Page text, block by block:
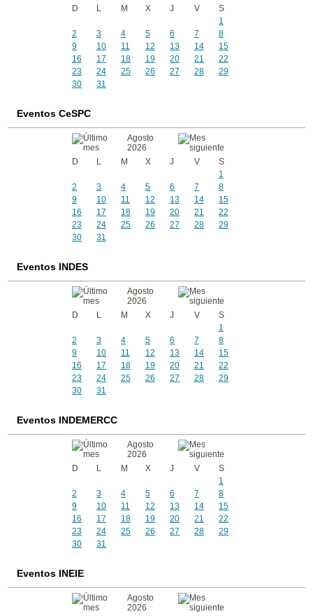
D
L M X J V
S
1
2
3 4 5 6 7
8
9
10 11 12 13 14
15
16
17 18 19 20 21
22
23
24 25 26 27 28
29
30
31
Eventos CeSPC
Agosto
2026
D
L M X J V
S
1
2
3 4 5 6 7
8
9
10 11 12 13 14
15
16
17 18 19 20 21
22
23
24 25 26 27 28
29
30
31
Eventos INDES
Agosto
2026
D
L M X J V
S
1
2
3 4 5 6 7
8
9
10 11 12 13 14
15
16
17 18 19 20 21
22
23
24 25 26 27 28
29
30
31
Eventos INDEMERCC
Agosto
2026
D
L M X J V
S
1
2
3 4 5 6 7
8
9
10 11 12 13 14
15
16
17 18 19 20 21
22
23
24 25 26 27 28
29
30
31
Eventos INEIE
Agosto
2026